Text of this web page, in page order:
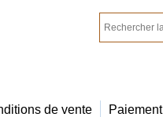
de vente Paiement